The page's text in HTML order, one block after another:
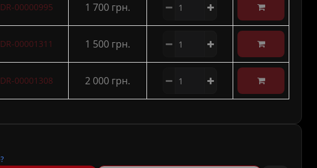
DR-00000995 1 700 грн.
DR-00001311 1 500 грн.
DR-00001308 2 000 грн.